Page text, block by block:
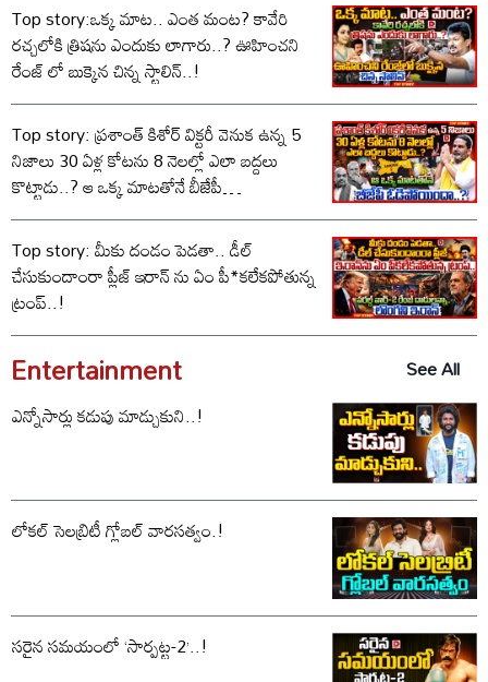
Top story:ఒక్క మాట.. ఎంత మంట? కావేరి
రచ్చలోకి త్రిషను ఎందుకు లాగారు..? ఊహించని
రేంజ్ లో బుక్కైన చిన్న స్టాలిన్..!
Top story: ప్రశాంత్ కిశోర్ విక్టరీ వెనుక ఉన్న 5
నిజాలు 30 ఏళ్ల కోటను 8 నెలల్లో ఎలా బద్దలు
కొట్టాడు..? ఆ ఒక్క మాటతోనే బీజేపీ
ఓడిపోయిందా..?
Top story: మీకు దండం పెడతా.. డీల్
చేసుకుందాంరా ప్లీజ్ ఇరాన్ ను ఏం పీ*కలేకపోతున్న
ట్రంప్..!
Entertainment
See All
ఎన్నోసార్లు కడుపు మాడ్చుకుని..!
లోకల్ సెలబ్రిటీ గ్లోబల్ వారసత్వం.!
సరైన సమయంలో ‘సార్పట్ట-2’..!